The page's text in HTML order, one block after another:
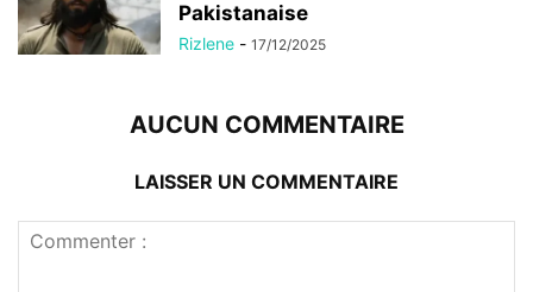
Pakistanaise
Rizlene - 17/12/2025
AUCUN COMMENTAIRE
LAISSER UN COMMENTAIRE